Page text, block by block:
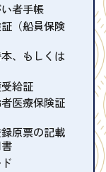
者手帳
（船員保険
、もしくは
給証
医療保険証
原票の記載